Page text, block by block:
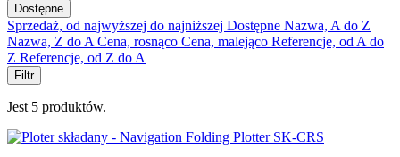
Dostępne
Sprzedaż, od najwyższej do najniższej Dostępne Nazwa, A do Z
Nazwa, Z do ACena, rosnąco Cena, malejąco Referencje, od A do
Z Referencje, od Z do A
Filtr
Jest 5 produktów.